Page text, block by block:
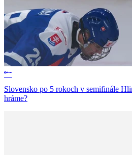
Slovensko po 5 rokoch v semifinále
hráme?